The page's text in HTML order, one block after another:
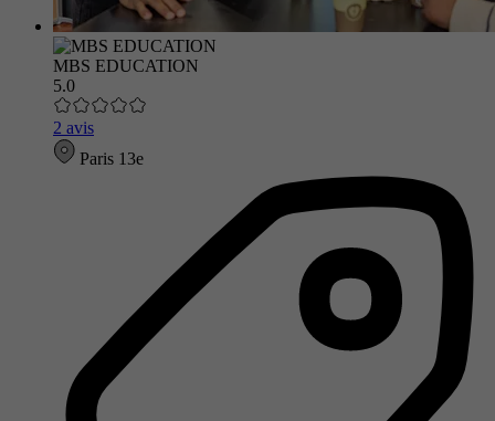
MBS EDUCATION
5.0
2 avis
Paris 13e